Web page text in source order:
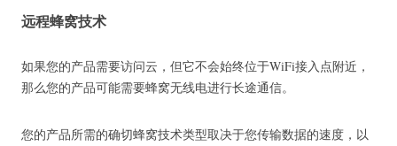
远程蜂窝技术
如果您的产品需要访问云，但它不会始终位于WiFi接入点附近，
那么您的产品可能需要蜂窝无线电进行长途通信。
您的产品所需的确切蜂窝技术类型取决于您传输数据的速度，以